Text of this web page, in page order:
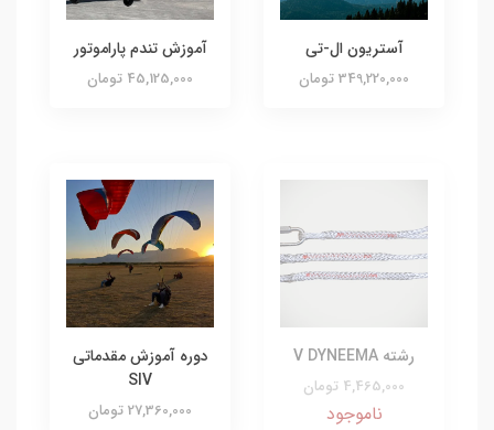
آستریون ال-تی
349,220,000 تومان
آموزش تندم پاراموتور
45,125,000 تومان
رشته V DYNEEMA
4,465,000 تومان
ناموجود
دوره آموزش مقدماتی
SIV
27,360,000 تومان